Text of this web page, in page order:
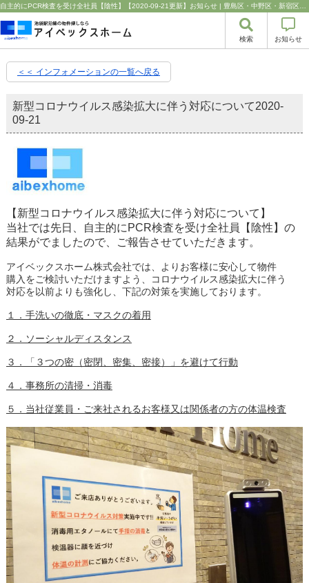
検索 お知らせ
＜＜ インフォメーションの一覧へ戻る
新型コロナウイルス感染拡大に伴う対応について2020-
09-21
【新型コロナウイルス感染拡大に伴う対応について】
当社では先日、自主的にPCR検査を受け全社員【陰性】の
結果がでましたので、ご報告させていただきます。
アイベックスホーム株式会社では、よりお客様に安心して物件
購入をご検討いただけますよう、コロナウイルス感染拡大に伴う
対応を以前よりも強化し、下記の対策を実施しております。
１．手洗いの徹底・マスクの着用
２．ソーシャルディスタンス
３．「３つの密（密閉、密集、密接）」を避けて行動
４．事務所の清掃・消毒
５．当社従業員・ご来社されるお客様又は関係者の方の体温検査